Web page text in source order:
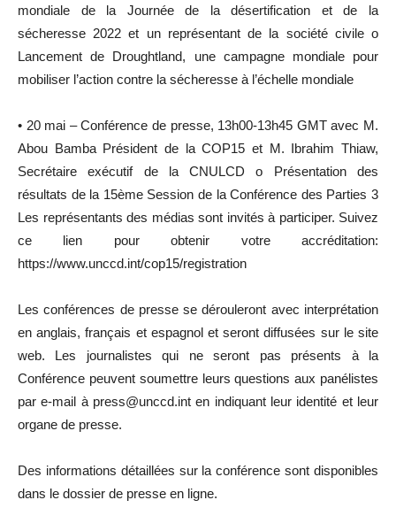
mondiale de la Journée de la désertification et de la
sécheresse 2022 et un représentant de la société civile o
Lancement de Droughtland, une campagne mondiale pour
mobiliser l’action contre la sécheresse à l’échelle mondiale
• 20 mai – Conférence de presse, 13h00-13h45 GMT avec M.
Abou Bamba Président de la COP15 et M. Ibrahim Thiaw,
Secrétaire exécutif de la CNULCD o Présentation des
résultats de la 15ème Session de la Conférence des Parties 3
Les représentants des médias sont invités à participer. Suivez
ce lien pour obtenir votre accréditation:
https://www.unccd.int/cop15/registration
Les conférences de presse se dérouleront avec interprétation
en anglais, français et espagnol et seront diffusées sur le site
web. Les journalistes qui ne seront pas présents à la
Conférence peuvent soumettre leurs questions aux panélistes
par e-mail à press@unccd.int en indiquant leur identité et leur
organe de presse.
Des informations détaillées sur la conférence sont disponibles
dans le dossier de presse en ligne.